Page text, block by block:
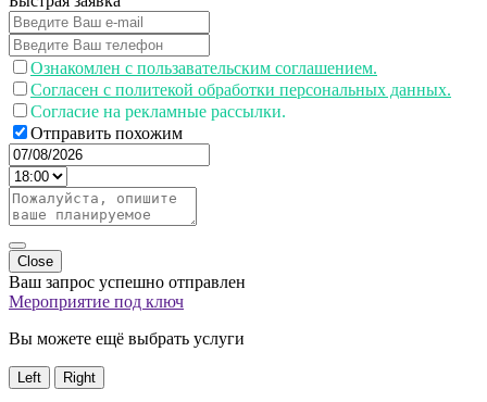
Ознакомлен с пользавательским соглашением.
Согласен с политекой обработки персональных данных.
Согласие на рекламные рассылки.
Отправить похожим
Close
Ваш запрос успешно отправлен
Мероприятие под ключ
Вы можете ещё выбрать услуги
Left Right